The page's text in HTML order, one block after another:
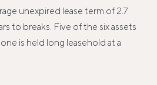
unexpired lease term of 2.7
to breaks. Five of the six assets
is held long leasehold at a